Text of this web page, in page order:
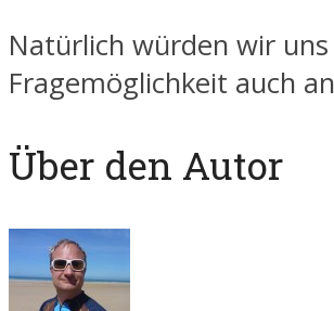
Natürlich würden wir
Fragemöglichkeit auch
Über den Autor